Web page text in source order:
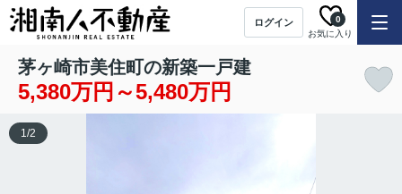
ログイン
お気に入り
0
茅ヶ崎市美住町の新築一戸建
5,380万円～5,480万円
1/2